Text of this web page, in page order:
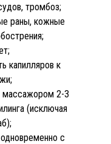
тромбоз;
раны, кожные
капилляров к
массажором 2-3
(исключая
с